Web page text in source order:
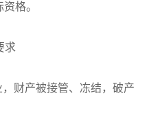
格。
求
财产被接管、冻结，破产